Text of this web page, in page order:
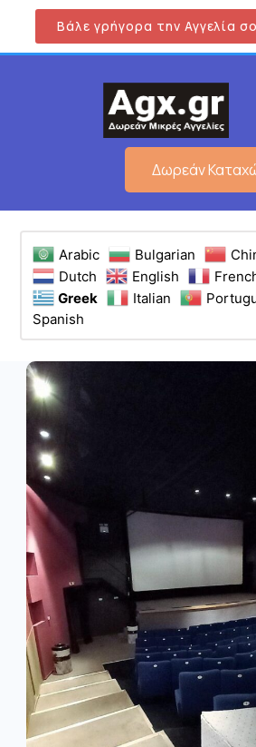
Βάλε γρήγορα την Αγγελία
Δωρεάν
Arabic Bulgarian
Dutch
English
Greek
Italian
Spanish